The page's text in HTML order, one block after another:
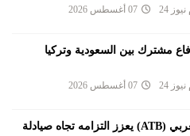
24 07 أغسطس 2026
مشترك بين السعودية وتركيا
24 07 أغسطس 2026
بنك تونس العربي (ATB) يعزز التزامه تجاه صيادلة